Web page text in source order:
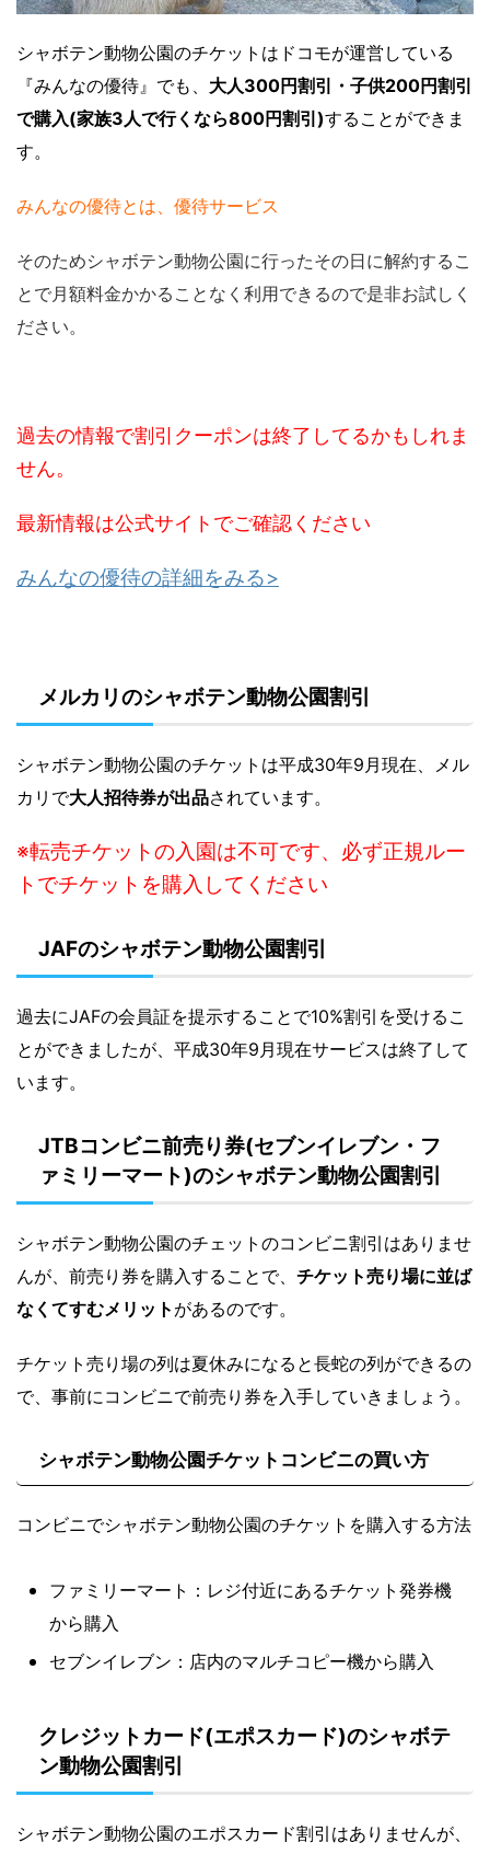
シャボテン動物公園のチケットはドコモが運営している
『みんなの優待』でも、 大人300円割引・子供200円割引
で購入(家族3人で行くなら800円割引)することができま
す。
みんなの優待とは、優待サービス
そのためシャボテン動物公園に行ったその日に解約するこ
とで月額料金かかることなく利用できるので是非お試しく
ださい。
過去の情報で割引クーポンは終了してるかもしれま
せん。
最新情報は公式サイトでご確認ください
みんなの優待の詳細をみる>
メルカリのシャボテン動物公園割引
シャボテン動物公園のチケットは平成30年9月現在、 メル
カリで大人招待券が出品されています。
※転売チケットの入園は不可です、必ず正規ルー
トでチケットを購入してください
JAFのシャボテン動物公園割引
過去にJAFの会員証を提示することで10%割引を受けるこ
とができましたが、平成30年9月現在サービスは終了して
います。
JTBコンビニ前売り券(セブンイレブン・フ
ァミリーマート)のシャボテン動物公園割引
シャボテン動物公園のチェットのコンビニ割引はありませ
んが、前売り券を購入することで、 チケット売り場に並ば
なくてすむメリット があるのです。
チケット売り場の列は夏休みになると長蛇の列ができるの
で、事前にコンビニで前売り券を入手していきましょう。
シャボテン動物公園チケットコンビニの買い方
コンビニでシャボテン動物公園のチケットを購入する方法
ファミリーマート：レジ付近にあるチケット発券機
から購入
セブンイレブン：店内のマルチコピー機から購入
クレジットカード(エポスカード)のシャボテ
ン動物公園割引
シャボテン動物公園のエポスカード割引はありませんが、